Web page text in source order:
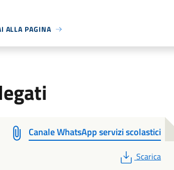
ALLA PAGINA
Canale WhatsApp servizi scolastici
PDF
Scarica